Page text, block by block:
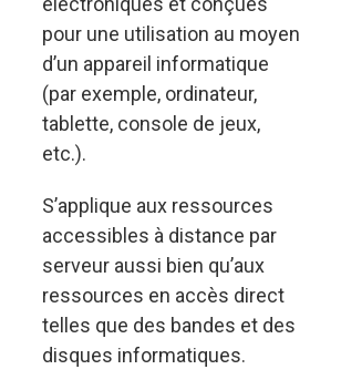
pour une utilisation au moyen
d’un appareil informatique
(par exemple, ordinateur,
tablette, console de jeux,
etc.).
S’applique aux ressources
accessibles à distance par
serveur aussi bien qu’aux
ressources en accès direct
telles que des bandes et des
disques informatiques.